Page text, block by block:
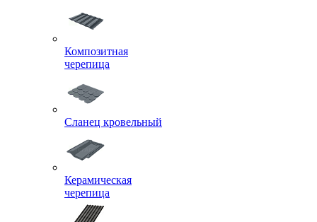
Композитная
черепица
Сланец кровельный
Керамическая
черепица